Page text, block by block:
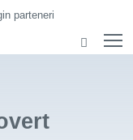
parteneri